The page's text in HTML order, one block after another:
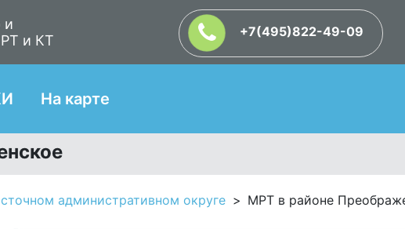
и
и КТ
+7(495)822-49-09
На карте
административном округе МРТ в районе